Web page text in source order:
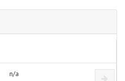
n/a